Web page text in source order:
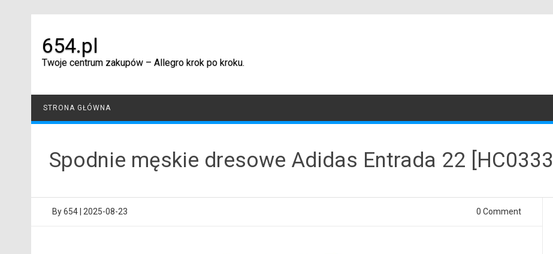
654.pl
Twoje centrum zakupów – Allegro krok po kroku.
STRONA GŁÓWNA
Spodnie męskie dresowe Adidas Entrada 22 [HC0333]
By654 2025-08-23 0 Comment